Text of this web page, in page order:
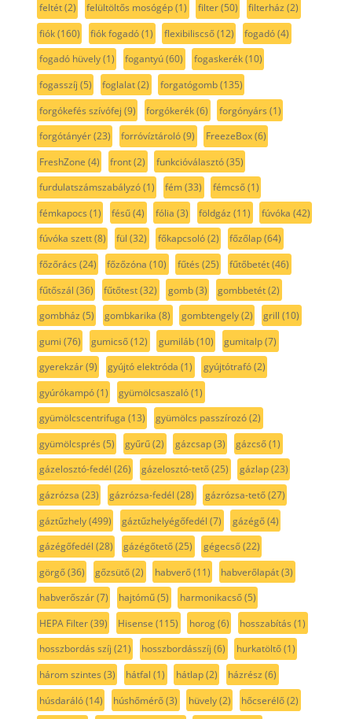
feltét(2) felültöltős mosógép(1) filter(50) filterház (2)
fiók(160) fiók fogadó(1) flexibiliscső(12) fogadó(4)
fogadó hüvely(1) fogantyú(60) fogaskerék(10)
fogasszíj (5) foglalat(2) forgatógomb(135)
forgókefés szívófej (9) forgókerék(6) forgónyárs (1)
forgótányér(23) forróvíztároló(9) FreezeBox(6)
FreshZone (4) front(2) funkcióválasztó(35)
furdulatszámszabályzó(1) fém(33) fémcső(1)
fémkapocs (1) fésű(4) fólia (3) földgáz (11) fúvóka (42)
fúvóka szett(8) fül (32) főkapcsoló(2) főzőlap(64)
főzőrács (24) főzőzóna (10) fűtés (25) fűtőbetét(46)
fűtőszál (36) fűtőtest(32) gomb(3) gombbetét(2)
gombház (5) gombkarika (8) gombtengely(2) grill (10)
gumi (76) gumicső(12) gumiláb(10) gumitalp(7)
gyerekzár(9) gyújtó elektróda (1) gyújtótrafó(2)
gyúrókampó(1) gyümölcsaszaló(1)
gyümölcscentrifuga (13) gyümölcs passzírozó(2)
gyümölcsprés (5) gyűrű(2) gázcsap(3) gázcső(1)
gázelosztó-fedél (26) gázelosztó-tető(25) gázlap(23)
gázrózsa (23) gázrózsa-fedél (28) gázrózsa-tető(27)
gáztűzhely(499) gáztűzhelyégőfedél (7) gázégő(4)
gázégőfedél (28) gázégőtető(25) gégecső(22)
görgő(36) gőzsütő(2) habverő(11) habverőlapát(3)
habverőszár(7) hajtómű(5) harmonikacső(5)
HEPA Filter(39) Hisense (115) horog(6) hosszabítás (1)
hosszbordás szíj (21) hosszbordásszíj (6) hurkatöltő(1)
három szintes (3) hátfal (1) hátlap(2) házrész (6)
húsdaráló(14) húshőmérő(3) hüvely(2) hőcserélő(2)